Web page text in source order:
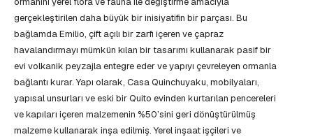
gerçekleştirilen daha büyük bir inisiyatifin bir parçası. Bu
bağlamda Emilio, çift açılı bir zarfı içeren ve çapraz
havalandırmayı mümkün kılan bir tasarımı kullanarak pasif bir
evi volkanik peyzajla entegre eder ve yapıyı çevreleyen ormanla
bağlantı kurar. Yapı olarak, Casa Quinchuyaku, mobilyaları,
yapısal unsurları ve eski bir Quito evinden kurtarılan pencereleri
ve kapıları içeren malzemenin %50’sini geri dönüştürülmüş
malzeme kullanarak inşa edilmiş. Yerel inşaat işçileri ve